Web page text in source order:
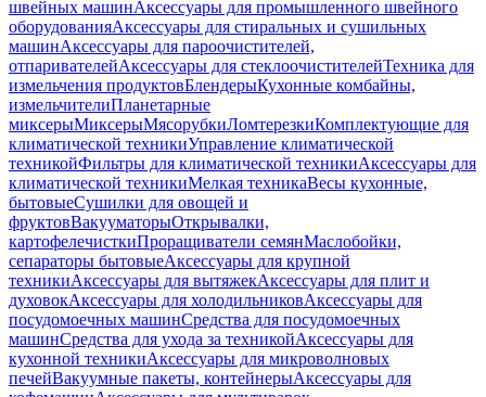
швейных машинАксессуары для промышленного швейного
оборудованияАксессуары для стиральных и сушильных
машинАксессуары для пароочистителей,
отпаривателейАксессуары для стеклоочистителейТехника для
измельчения продуктовБлендерыКухонные комбайны,
измельчителиПланетарные
миксерыМиксерыМясорубкиЛомтерезкиКомплектующие для
климатической техникиУправление климатической
техникойФильтры для климатической техникиАксессуары для
климатической техникиМелкая техникаВесы кухонные,
бытовыеСушилки для овощей и
фруктовВакууматорыОткрывалки,
картофелечисткиПроращиватели семянМаслобойки,
сепараторы бытовыеАксессуары для крупной
техникиАксессуары для вытяжекАксессуары для плит и
духовокАксессуары для холодильниковАксессуары для
посудомоечных машинСредства для посудомоечных
машинСредства для ухода за техникойАксессуары для
кухонной техникиАксессуары для микроволновых
печейВакуумные пакеты, контейнерыАксессуары для